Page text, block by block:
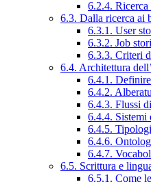
6.2.4.
6.3. Dalla ricerca ai
6.3.1. User
6.3.2. Job
6.3.3. Criteri
6.4. Architettura
6.4.1.
6.4.2.
6.4.3. Flussi
6.4.4. Sistemi
6.4.5.
6.4.6.
6.4.7.
6.5. Scrittura e
6.5.1. Come